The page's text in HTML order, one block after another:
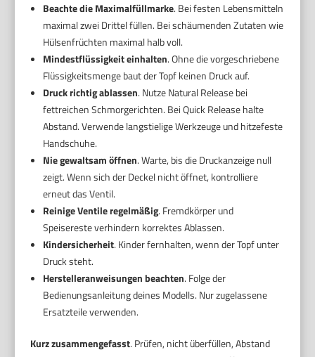
Beachte die Maximalfüllmarke. Bei festen Lebensmitteln
maximal zwei Drittel füllen. Bei schäumenden Zutaten wie
Hülsenfrüchten maximal halb voll.
Mindestflüssigkeit einhalten. Ohne die vorgeschriebene
Flüssigkeitsmenge baut der Topf keinen Druck auf.
Druck richtig ablassen. Nutze Natural Release bei
fettreichen Schmorgerichten. Bei Quick Release halte
Abstand. Verwende langstielige Werkzeuge und hitzefeste
Handschuhe.
Nie gewaltsam öffnen. Warte, bis die Druckanzeige null
zeigt. Wenn sich der Deckel nicht öffnet, kontrolliere
erneut das Ventil.
Reinige Ventile regelmäßig. Fremdkörper und
Speisereste verhindern korrektes Ablassen.
Kindersicherheit. Kinder fernhalten, wenn der Topf unter
Druck steht.
Herstelleranweisungen beachten. Folge der
Bedienungsanleitung deines Modells. Nur zugelassene
Ersatzteile verwenden.
Kurz zusammengefasst. Prüfen, nicht überfüllen, Abstand